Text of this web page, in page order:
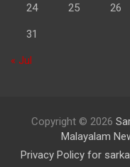
24 25 26
31
« Jul
Copyright © 2026
Malayalam
Privacy Policy for